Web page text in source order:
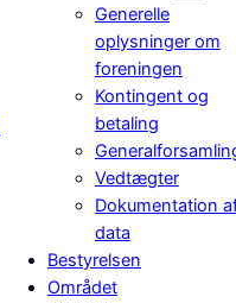
Generelle
oplysninger om
foreningen
Kontingent og
betaling
Vedtægter
Dokumentation
data
Bestyrelsen
Området